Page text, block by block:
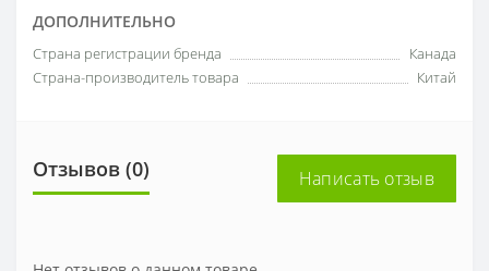
ДОПОЛНИТЕЛЬНО
Страна регистрации бренда
Канада
Страна-производитель товара
Китай
Отзывов (0) Написать отзыв